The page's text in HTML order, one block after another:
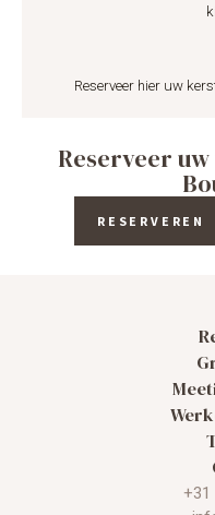
Reserveer hier uw
Reserveer
RESERVEREN
+31